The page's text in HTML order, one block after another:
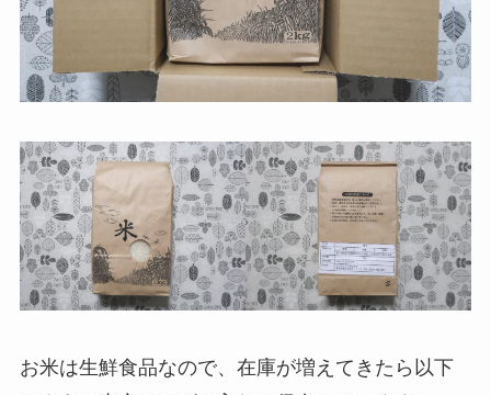
お米は生鮮食品なので、在庫が増えてきたら以下